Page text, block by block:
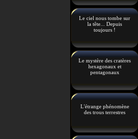
Le ciel nous tombe sur
la tête... Depuis
toujours !
Le mystère des cratères
hexagonaux et
pentagonaux
L'étrange phénomène
des trous terrestres